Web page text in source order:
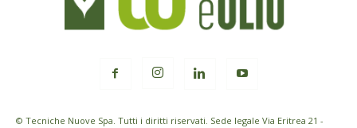
© Tecniche Nuove Spa. Tutti i diritti riservati. Sede legale Via Eritrea 21 -